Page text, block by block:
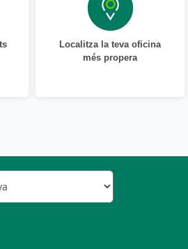
Localitza la teva oficina
més propera